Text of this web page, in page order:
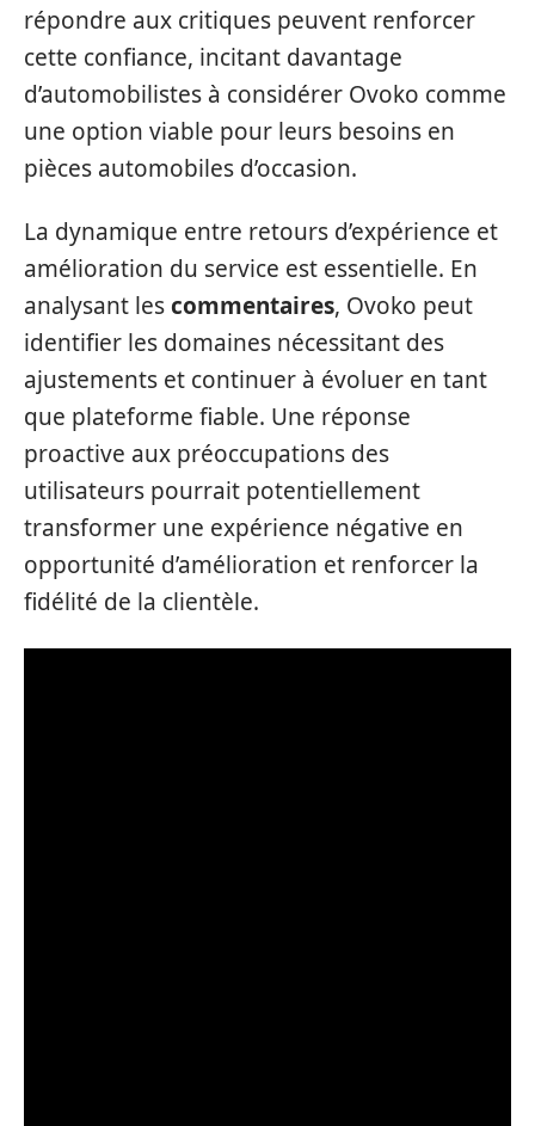
répondre aux critiques peuvent renforcer
cette confiance, incitant davantage
d’automobilistes à considérer Ovoko comme
une option viable pour leurs besoins en
pièces automobiles d’occasion.
La dynamique entre retours d’expérience et
amélioration du service est essentielle. En
analysant lescommentaires, Ovoko peut
identifier les domaines nécessitant des
ajustements et continuer à évoluer en tant
que plateforme fiable. Une réponse
proactive aux préoccupations des
utilisateurs pourrait potentiellement
transformer une expérience négative en
opportunité d’amélioration et renforcer la
fidélité de la clientèle.